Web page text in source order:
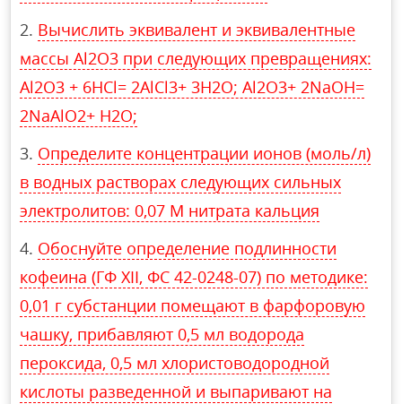
Вычислить эквивалент и эквивалентные
массы Al2O3 при следующих превращениях:
Al2O3 + 6HCl= 2AlCl3+ 3H2O; Al2O3+ 2NaOH=
2NaAlO2+ H2O;
Определите концентрации ионов (моль/л)
в водных растворах следующих сильных
электролитов: 0,07 М нитрата кальция
Обоснуйте определение подлинности
кофеина (ГФ XII, ФС 42-0248-07) по методике:
0,01 г субстанции помещают в фарфоровую
чашку, прибавляют 0,5 мл водорода
пероксида, 0,5 мл хлористоводородной
кислоты разведенной и выпаривают на